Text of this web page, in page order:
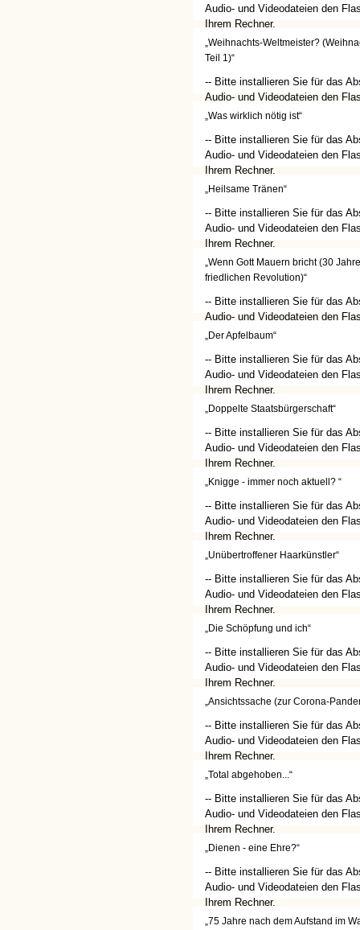
Audio- und Videodateien den
Ihrem Rechner.
(http://get.adobe.com/de/
„Weihnachts-Weltmeister?
Teil 1)“
-- Bitte installieren Sie für das
Audio- und Videodateien den
Ihrem Rechner.
„Was wirklich nötig ist“
-- Bitte installieren Sie für das
Audio- und Videodateien den
Ihrem Rechner.
(http://get.adobe.com/de/
„Heilsame Tränen“
-- Bitte installieren Sie für das
Audio- und Videodateien den
Ihrem Rechner.
(http://get.adobe.com/de/
„Wenn Gott Mauern bricht (30
friedlichen Revolution)“
-- Bitte installieren Sie für das
Audio- und Videodateien den
Ihrem Rechner.
„Der Apfelbaum“
-- Bitte installieren Sie für das
Audio- und Videodateien den
Ihrem Rechner.
(http://get.adobe.com/de/
„Doppelte Staatsbürgerschaft“
-- Bitte installieren Sie für das
Audio- und Videodateien den
Ihrem Rechner.
(http://get.adobe.com/de/
„Knigge - immer noch aktuell? “
-- Bitte installieren Sie für das
Audio- und Videodateien den
Ihrem Rechner.
(http://get.adobe.com/de/
„Unübertroffener Haarkünstler“
-- Bitte installieren Sie für das
Audio- und Videodateien den
Ihrem Rechner.
(http://get.adobe.com/de/
„Die Schöpfung und ich“
-- Bitte installieren Sie für das
Audio- und Videodateien den
Ihrem Rechner.
(http://get.adobe.com/de/
„Ansichtssache (zur Corona-
-- Bitte installieren Sie für das
Audio- und Videodateien den
Ihrem Rechner.
(http://get.adobe.com/de/
„Total abgehoben...“
-- Bitte installieren Sie für das
Audio- und Videodateien den
Ihrem Rechner.
(http://get.adobe.com/de/
„Dienen - eine Ehre?“
-- Bitte installieren Sie für das
Audio- und Videodateien den
Ihrem Rechner.
(http://get.adobe.com/de/
„75 Jahre nach dem Aufstand im